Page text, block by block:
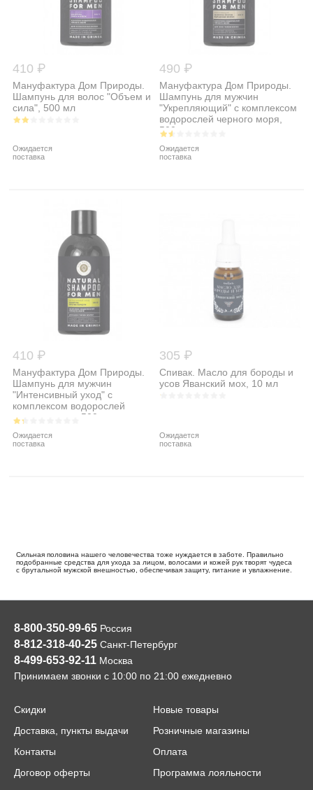
410 ₽
Мануфактура Дом Природы.
Шампунь для волос "Объем и
сила", 500 мл
Ожидается
поставка
490 ₽
Мануфактура Дом Природы.
Шампунь для мужчин
"Укрепляющий" с комплексом
водорослей черного моря,
500 мл...
Ожидается
поставка
410 ₽
Мануфактура Дом Природы.
Шампунь для мужчин
"Интенсивный уход" с
комплексом водорослей
черного моря, 500 мл...
Ожидается
поставка
305 ₽
Спивак. Масло для бороды и
усов Яванский мох, 10 мл
Ожидается
поставка
Сильная половина нашего человечества тоже нуждается в заботе. Правильно
подобранные средства для ухода за лицом, волосами и кожей рук творят чудеса
с брутальной мужской внешностью, обеспечивая защиту, питание и увлажнение.
8-800-350-99-65 Россия
8-812-318-40-25 Санкт-Петербург
8-499-653-92-11 Москва
Принимаем звонки с 10:00 по 21:00 ежедневно
Скидки
Новые товары
Доставка, пункты выдачи
Розничные магазины
Контакты
Оплата
Договор оферты
Программа лояльности